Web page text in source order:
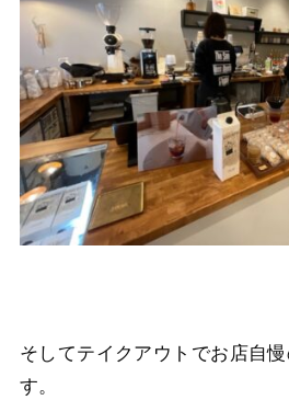
そしてテイクアウトでお店自
す。